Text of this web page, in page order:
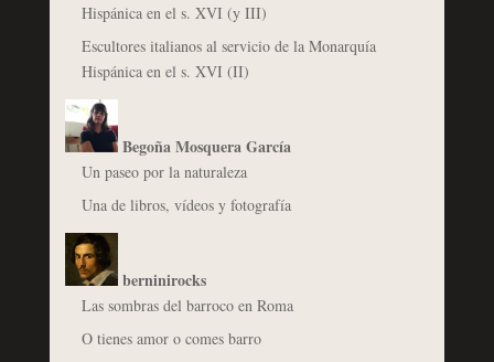
Hispánica en el s. XVI (y III)
Escultores italianos al servicio de la Monarquía
Hispánica en el s. XVI (II)
Begoña Mosquera García
Un paseo por la naturaleza
Una de libros, vídeos y fotografía
berninirocks
Las sombras del barroco en Roma
O tienes amor o comes barro